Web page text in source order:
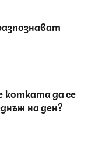
котката да се
на ден?